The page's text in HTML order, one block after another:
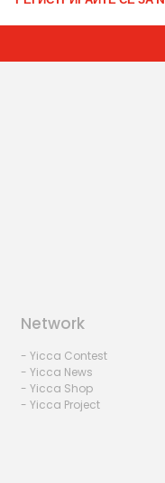
Network
- Yicca Contest
- Yicca News
- Yicca Shop
- Yicca Project